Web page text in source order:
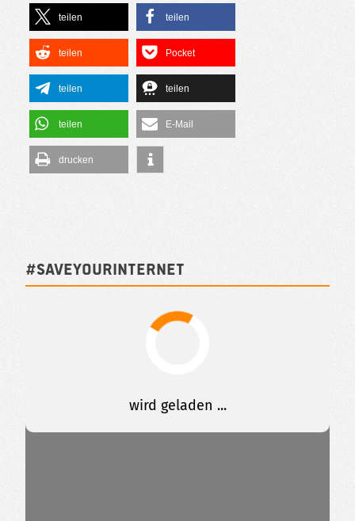
teilen teilen
teilen Pocket
teilen teilen
teilen E-Mail
drucken
#SAVEYOURINTERNET